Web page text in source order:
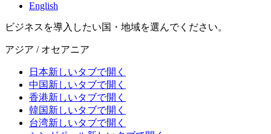
English
ビジネスを導入したい国・地域を選んでください。
アジア / オセアニア
日本新しいタブで開く
中国新しいタブで開く
香港新しいタブで開く
韓国新しいタブで開く
台湾新しいタブで開く